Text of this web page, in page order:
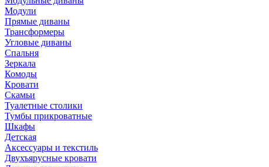
Модули
Прямые диваны
Трансформеры
Угловые диваны
Спальня
Зеркала
Комоды
Кровати
Скамьи
Туалетные столики
Тумбы прикроватные
Шкафы
Детская
Аксессуары и текстиль
Двухъярусные кровати